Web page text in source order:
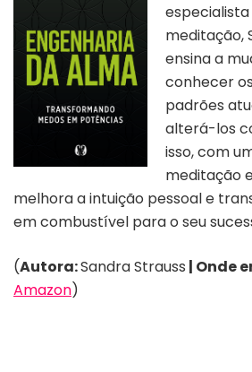
meditação,
ensina a
conhecer
padrões
alterá-los
isso, com
meditação
melhora a intuição pessoal e
em combustível para o seu
(Autora:Sandra Strauss | Onde
Amazon)